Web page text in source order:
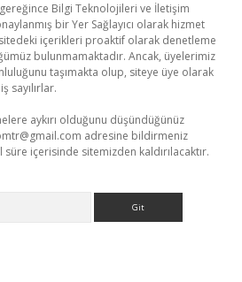
gereğince Bilgi Teknolojileri ve İletişim
bir Yer Sağlayıcı olarak hizmet
içerikleri proaktif olarak denetleme
bulunmamaktadır. Ancak, üyelerimiz
taşımakta olup, siteye üye olarak
sayılırlar.
aykırı olduğunu düşündüğünüz
adresine bildirmeniz
içerisinde sitemizden kaldırılacaktır.